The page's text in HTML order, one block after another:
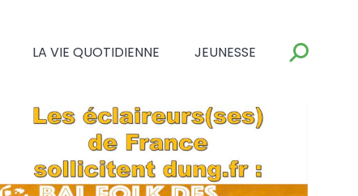
LA VIE QUOTIDIENNE JEUNESSE